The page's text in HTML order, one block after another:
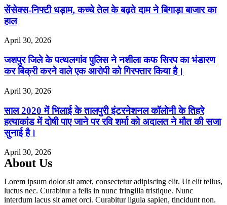
सेंसेक्स-निफ्टी धड़ाम, कच्चे तेल के बढ़ते दाम ने बिगाड़ा बाजार का
हाल
April 30, 2026
जशपुर जिले के पत्थलगांव पुलिस ने नशीला कफ सिरप का भंडारण
कर बिक्री करने वाले एक आरोपी को गिरफ्तार किया है।
April 30, 2026
साल 2020 में भिलाई के तालपुरी इंटरनेशनल कॉलोनी के तिहरे
हत्याकांड में दोषी पाए जाने पर रवि शर्मा को अदालत ने मौत की सजा
सुनाई है।
April 30, 2026
About Us
Lorem ipsum dolor sit amet, consectetur adipiscing elit. Ut elit tellus,
luctus nec. Curabitur a felis in nunc fringilla tristique. Nunc
interdum lacus sit amet orci. Curabitur ligula sapien, tincidunt non.